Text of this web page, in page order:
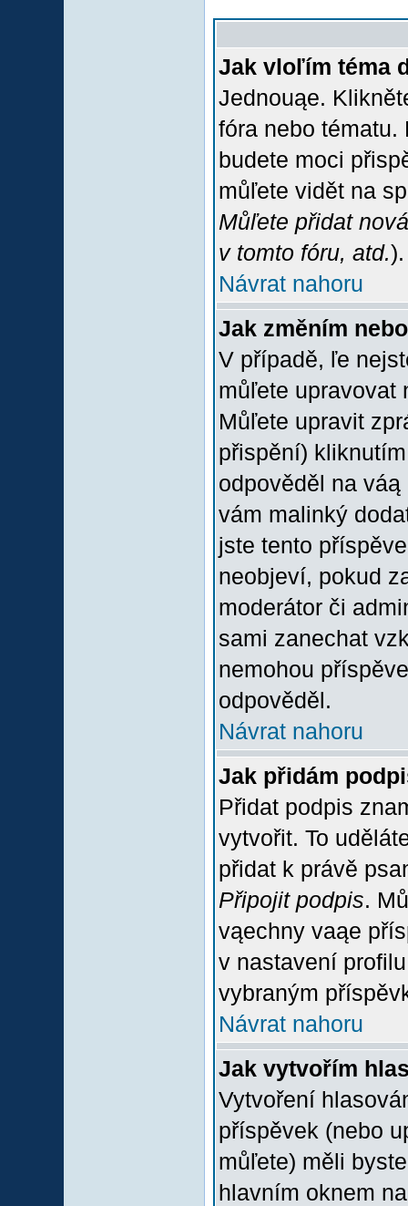
Jak vloľím téma
Jednouąe.
fóra nebo
budete moci
můľete vidět na
Můľete přidat
v tomto fóru, atd.).
Návrat nahoru
Jak změním
V případě, ľe
můľete upravovat
Můľete upravit
přispění)
odpověděl na
vám malinký
jste tento
neobjeví, pokud
moderátor či
sami zanechat
nemohou
odpověděl.
Návrat nahoru
Jak přidám
Přidat podpis
vytvořit. To
přidat k právě
Připojit podpis.
vąechny vaąe
v nastavení
vybraným
Návrat nahoru
Jak vytvořím
Vytvoření
příspěvek (nebo
můľete) měli
hlavním oknem